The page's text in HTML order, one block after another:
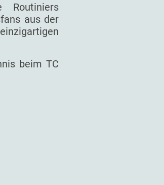
Routiniers
aus der
beim TC